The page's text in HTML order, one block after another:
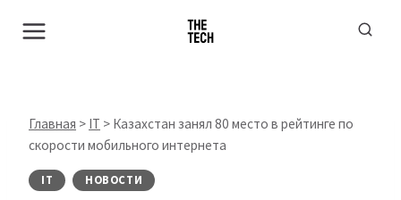
Главная > IT > Казахстан занял 80 место в рейтинге по
скорости мобильного интернета
IT НОВОСТИ